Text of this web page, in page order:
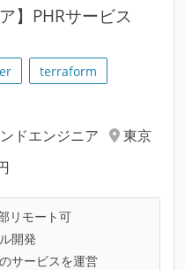
】PHRサービス
terraform
ドエンジニア
東京
リモート可
開発
サービスを運営